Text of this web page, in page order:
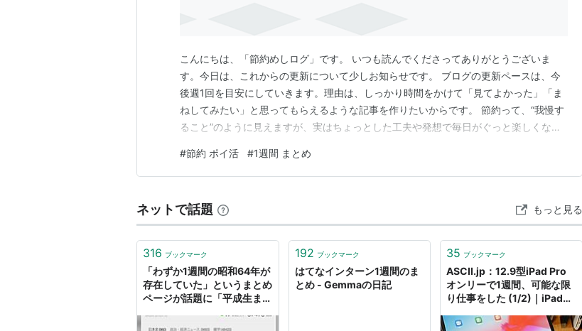
こんにちは、「節約めしログ」です。 いつも読んでくださってありがとうございま
す。今日は、これからの更新について少しお知らせです。 ブログの更新ペースは、今
後週1回を目安にしていきます。理由は、しっかり時間をかけて「見てよかった」「ま
ねしてみたい」と思ってもらえるような記事を作りたいからです。 節約って、“我慢す
ること”のように見えますが、実はちょっとした工夫や発想で毎日がぐっと楽しくなる
てお伝えしていきます。 更新までの間も、買い出しや調理の工夫、気づきなどをメモ
しておいて、できるだけわかりやすくまとめていくつもりで…
#節約 ポイ活 #1週間 まとめ
ネットで話題 もっと見る
316 ブックマーク
「わずか1週間の昭和64年が
存在していた」というまとめ
ページが話題に「平成生まれ
192 ブックマーク
はてなインターン1週間のま
とめ - Gemmaの日記
35 ブックマーク
ASCII.jp：12.9型iPad Pro
オンリーで1週間、可能な限
り仕事をした (1/2)｜iPad
mini……アップル2018年10